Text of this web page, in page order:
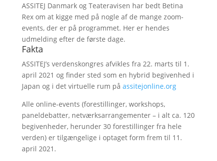
ASSITEJ Danmark og Teateravisen har bedt Betina
Rex om at kigge med på nogle af de mange zoom-
events, der er på programmet. Her er hendes
udmelding efter de første dage.
Fakta
ASSITEJ’s verdenskongres afvikles fra 22. marts til 1.
april 2021 og finder sted som en hybrid begivenhed i
Japan og i det virtuelle rum på assitejonline.org
Alle online-events (forestillinger, workshops,
paneldebatter, netværksarrangementer – i alt ca. 120
begivenheder, herunder 30 forestillinger fra hele
verden) er tilgængelige i optaget form frem til 11.
april 2021.